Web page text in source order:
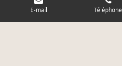
E-mail Téléphone